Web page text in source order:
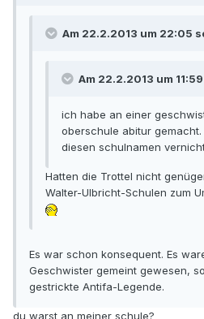
Am 22.2.2013 um 22:05
Am 22.2.2013 um
ich habe an einer
oberschule abitur
diesen schulnamen
Hatten die Trottel nicht
Walter-Ulbricht-Schulen zum
Es war schon konsequent. Es
Geschwister gemeint gewesen,
gestrickte Antifa-Legende.
du warst an meiner schule?